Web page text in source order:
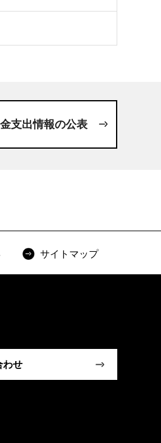
支出情報の公表
サイトマップ
わせ